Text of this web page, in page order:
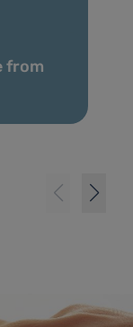
from